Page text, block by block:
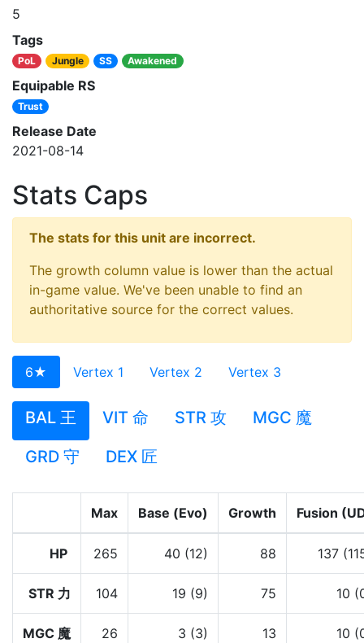
5
Tags
PoL Jungle SS Awakened
Equipable RS
Trust
Release Date
2021-08-14
Stats Caps
The stats for this unit are incorrect.
The growth column value is lower than the actual
in-game value. We've been unable to find an
authoritative source for the correct values.
6★ Vertex 1 Vertex 2 Vertex 3
BAL 王 VIT 命 STR 攻
MGC 魔
GRD 守
DEX 匠
Max Base (Evo) Growth Fusion
HP 265 40 (12) 88 137
STR 力 104 19 (9) 75 10
MGC 魔 26 3 (3) 13 10